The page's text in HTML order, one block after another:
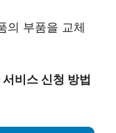
의 부품을 교체
비스 신청 방법